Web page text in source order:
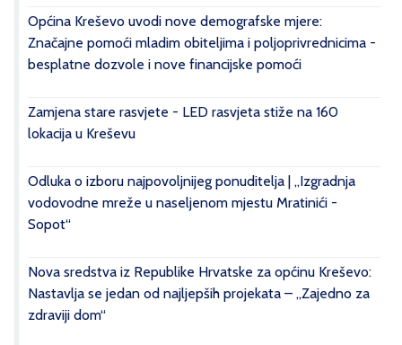
Općina Kreševo uvodi nove demografske mjere:
Značajne pomoći mladim obiteljima i poljoprivrednicima -
besplatne dozvole i nove financijske pomoći
Zamjena stare rasvjete - LED rasvjeta stiže na 160
lokacija u Kreševu
Odluka o izboru najpovoljnijeg ponuditelja | „Izgradnja
vodovodne mreže u naseljenom mjestu Mratinići -
Sopot“
Nova sredstva iz Republike Hrvatske za općinu Kreševo:
Nastavlja se jedan od najljepših projekata – „Zajedno za
zdraviji dom“